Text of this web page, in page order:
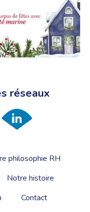
réseaux
philosophie RH
Notre histoire
Contact